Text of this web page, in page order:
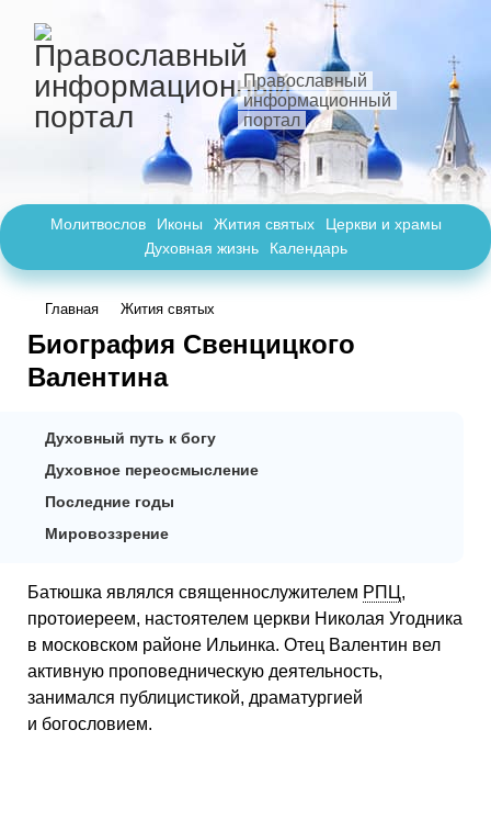
Православный
информационный
портал
Молитвослов Иконы Жития святых
Церкви и храмы
Духовная жизнь
Календарь
Главная Жития святых
Биография Свенцицкого
Валентина
Духовный путь к богу
Духовное переосмысление
Последние годы
Мировоззрение
Батюшка являлся священнослужителем РПЦ ,
протоиереем, настоятелем церкви Николая Угодника
в московском районе Ильинка. Отец Валентин вел
активную проповедническую деятельность,
занимался публицистикой, драматургией
и богословием.